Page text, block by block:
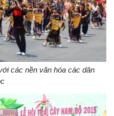
các nền văn hóa các dân